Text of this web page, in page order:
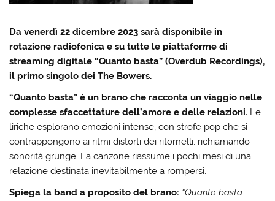
Da venerdì 22 dicembre 2023 sarà disponibile in
rotazione radiofonica e su tutte le piattaforme di
streaming digitale “Quanto basta” (Overdub Recordings),
il primo singolo dei The Bowers.
“Quanto basta” è un brano che racconta un viaggio nelle
complesse sfaccettature dell’amore e delle relazioni. Le
liriche esplorano emozioni intense, con strofe pop che si
contrappongono ai ritmi distorti dei ritornelli, richiamando
sonorità grunge. La canzone riassume i pochi mesi di una
relazione destinata inevitabilmente a rompersi.
Spiega la band a proposito del brano: “Quanto basta